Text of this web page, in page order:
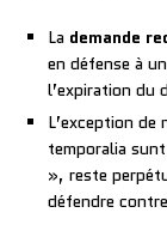
La demande
en défense à
l’expiration du
L’exception
temporalia
», reste
défendre